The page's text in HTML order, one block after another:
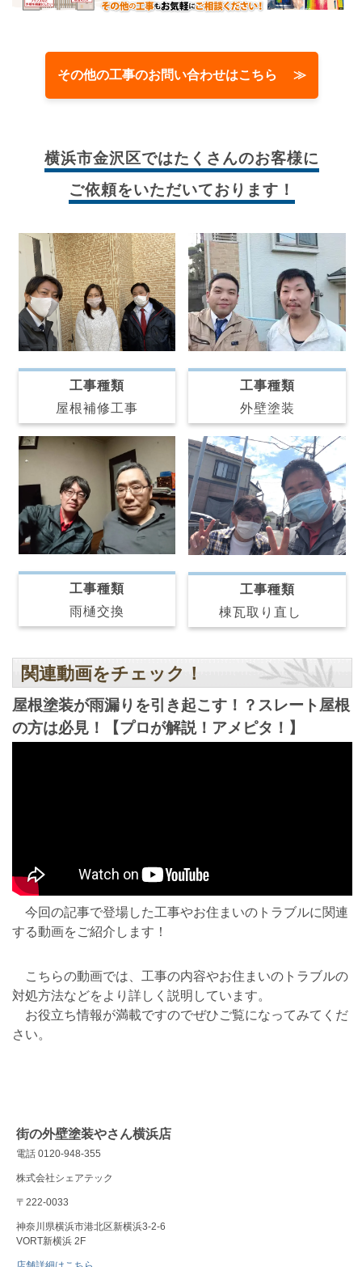
その他の工事のお問い合わせはこちら ≫
横浜市金沢区ではたくさんのお客様に
ご依頼をいただいております！
工事種類
屋根補修工事
工事種類
外壁塗装
工事種類
雨樋交換
工事種類
棟瓦取り直し
関連動画をチェック！
屋根塗装が雨漏りを引き起こす！？スレート屋根
の方は必見！【プロが解説！アメピタ！】
今回の記事で登場した工事やお住まいのトラブルに関連
する動画をご紹介します！
こちらの動画では、工事の内容やお住まいのトラブルの
対処方法などをより詳しく説明しています。
お役立ち情報が満載ですのでぜひご覧になってみてくだ
さい。
街の外壁塗装やさん横浜店
電話 0120-948-355
株式会社シェアテック
〒222-0033
神奈川県横浜市港北区新横浜3-2-6
VORT新横浜 2F